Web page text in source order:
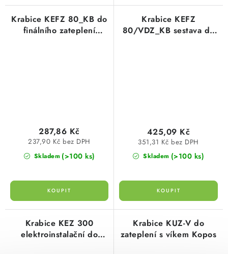
Krabice KEFZ 80_KB do
finálního zateplení
Skladem (>100 ks)
237,90 Kč bez DPH
287,86 Kč
Krabice KEFZ
80/VDZ_KB sestava do
Skladem (>100 ks)
351,31 Kč bez DPH
425,09 Kč
Krabice KEZ 300
elektroinstalační do
Krabice KUZ-V do
zateplení s víkem Kopos